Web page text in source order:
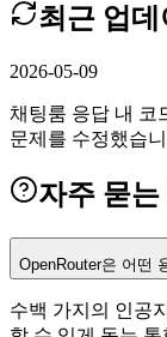
최근 업데
2026-05-09
채팅룸 응답 내 코
문제를 수정했습
자주 묻는
OpenRouter은 어떤
수백 가지의 인공